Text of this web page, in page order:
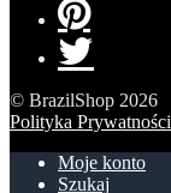
© BrazilShop 2026
Polityka Prywatności
Moje konto
Szukaj